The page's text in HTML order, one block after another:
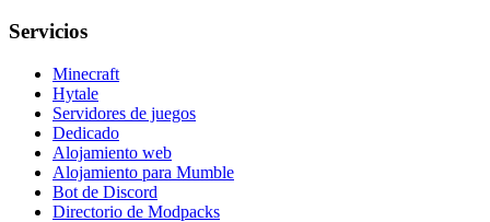
Servicios
Minecraft
Hytale
Servidores de juegos
Dedicado
Alojamiento web
Alojamiento para Mumble
Bot de Discord
Directorio de Modpacks